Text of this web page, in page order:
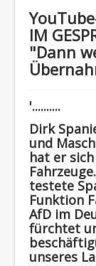
H A U P T M
EUREGIO -
KULTUR
Region -
Verlag
IM
"Dann
'..........
Dirk
und
hat er
testete
Funktion
AfD im
fürchtet
unseres